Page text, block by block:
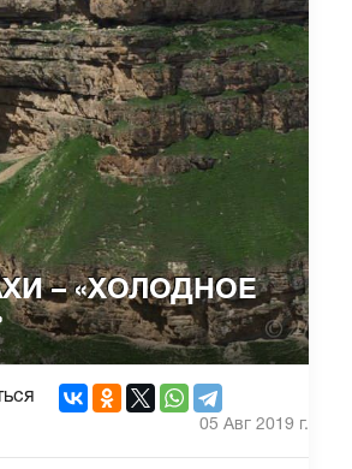
– «ХОЛОДНОЕ
05 Авг 2019 г.